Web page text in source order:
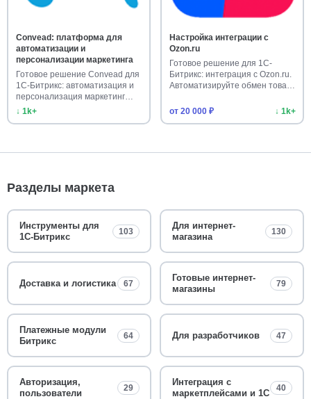
Convead: платформа для
автоматизации и
персонализации маркетинга
Готовое решение Convead для
1С-Битрикс: автоматизация и
персонализация маркетинг…
↓ 1k+
Настройка интеграции с
Ozon.ru
Готовое решение для 1С-
Битрикс: интеграция с Ozon.ru.
Автоматизируйте обмен това…
от 20 000 ₽ ↓ 1k+
Разделы маркета
Инструменты для
1С-Битрикс
103
Для интернет-
магазина
130
Доставка и логистика 67
Готовые интернет-
магазины
79
Платежные модули
Битрикс
64 Для разработчиков 47
Авторизация,
пользователи
29
Интеграция с
маркетплейсами и 1С
40